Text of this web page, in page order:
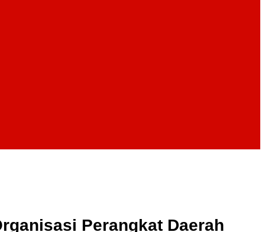
Perangkat Daerah